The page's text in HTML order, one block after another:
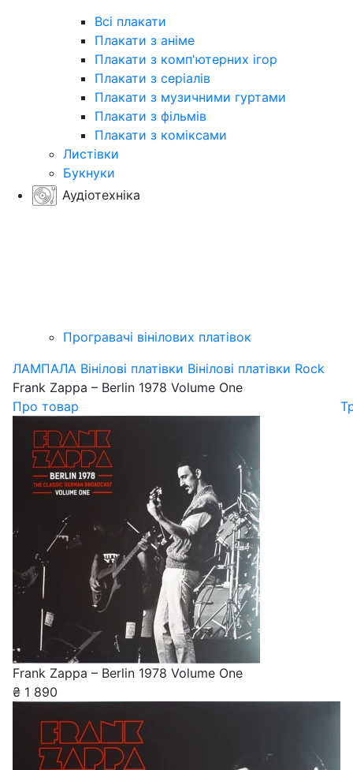
Всі плакати
Плакати з аніме
Плакати з комп'ютерних ігор
Плакати з серіалів
Плакати з музичними гуртами
Плакати з фільмів
Плакати з коміксами
Листівки
Букнуки
Аудіотехніка
Програвачі вінілових платівок
ЛАМПАЛА Вінілові платівки Вінілові платівки Rock
Frank Zappa – Berlin 1978 Volume One
Про товар
Frank Zappa – Berlin 1978 Volume One
₴ 1 890